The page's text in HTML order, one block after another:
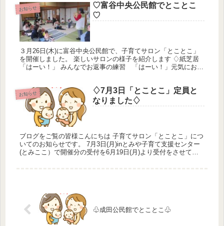
お知らせ
♡富谷中央公民館でとことこ
♡
３月26日(木)に富谷中央公民館で、子育てサロン「とことこ」
を開催しました。 楽しいサロンの様子を紹介します ♢紙芝居
「はーい！」 みんなでお返事の練習 「はーい！」元気にお返
お知らせ
♢7月3日「とことこ」定員と
なりました♢
ブログをご覧の皆様こんにちは 子育てサロン「とことこ」につ
いてのお知らせです。 7月3日(月)inとみや子育て支援センター
(とみここ）で開催分の受付を6月19日(月)より受付をさせてい
♧成田公民館でとことこ♧